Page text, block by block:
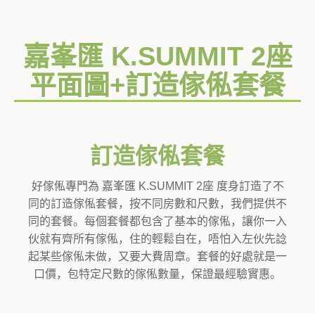
嘉峯匯 K.SUMMIT 2座
平面圖+訂造傢俬套餐
訂造傢俬套餐
好傢俬專門為 嘉峯匯 K.SUMMIT 2座 度身訂造了不
同的訂造傢俬套餐，按不同房數和尺數，我們提供不
同的套餐。每個套餐都包含了基本的傢俬，讓你一入
伙就有齊所有傢俬，住的輕鬆自在，唔怕入左伙先諗
起某些傢俬未做，又要大費周章。套餐的好處就是一
口價，包特定尺數的傢俬數量，保證最經驗實惠。